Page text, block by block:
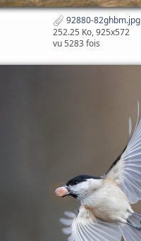
92880-82ghbm.jpg
252.25 Ko, 925x572
vu 5283 fois